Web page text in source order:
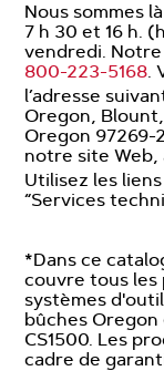
Nous sommes
7 h 30 et 16 h.
vendredi.
800-223-5168.
l’adresse
Oregon, Blount,
Oregon 97269-
notre site Web,
Utilisez les
“Services
*Dans ce
couvre tous
systèmes
bûches Oregon
CS1500. Les
cadre de